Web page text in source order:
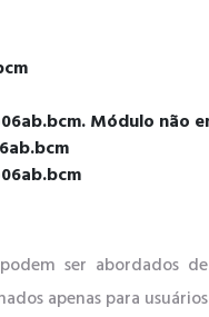
Módulo não
ser abordados de
apenas para usuários